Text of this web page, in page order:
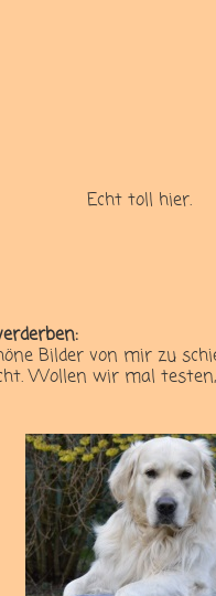
Echt toll hier.
Bilder von mir zu
Wollen wir mal